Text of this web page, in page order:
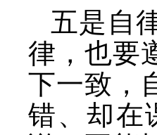
五是自
律，也要
下一致，
错、却在